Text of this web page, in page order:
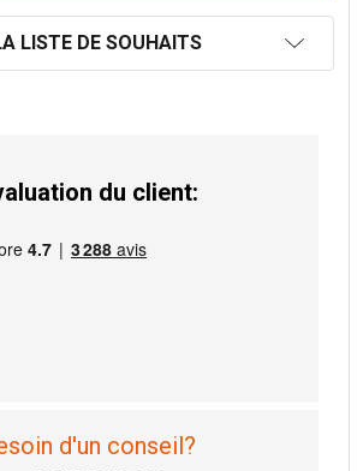
LISTE DE SOUHAITS
du client:
d'un conseil?